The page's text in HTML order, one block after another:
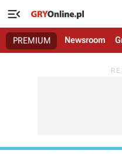

PREMIUM Newsroom